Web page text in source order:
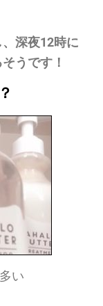
深夜12時に
うです！
い